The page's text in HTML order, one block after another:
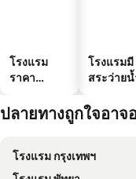
โรงแรม
ราคา
โรงแรมมี
สระว่ายน้
ปลายทางถูกใจอาจ
โรงแรม กรุงเทพฯ